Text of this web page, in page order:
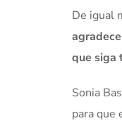
De igual
que siga
Sonia
para que